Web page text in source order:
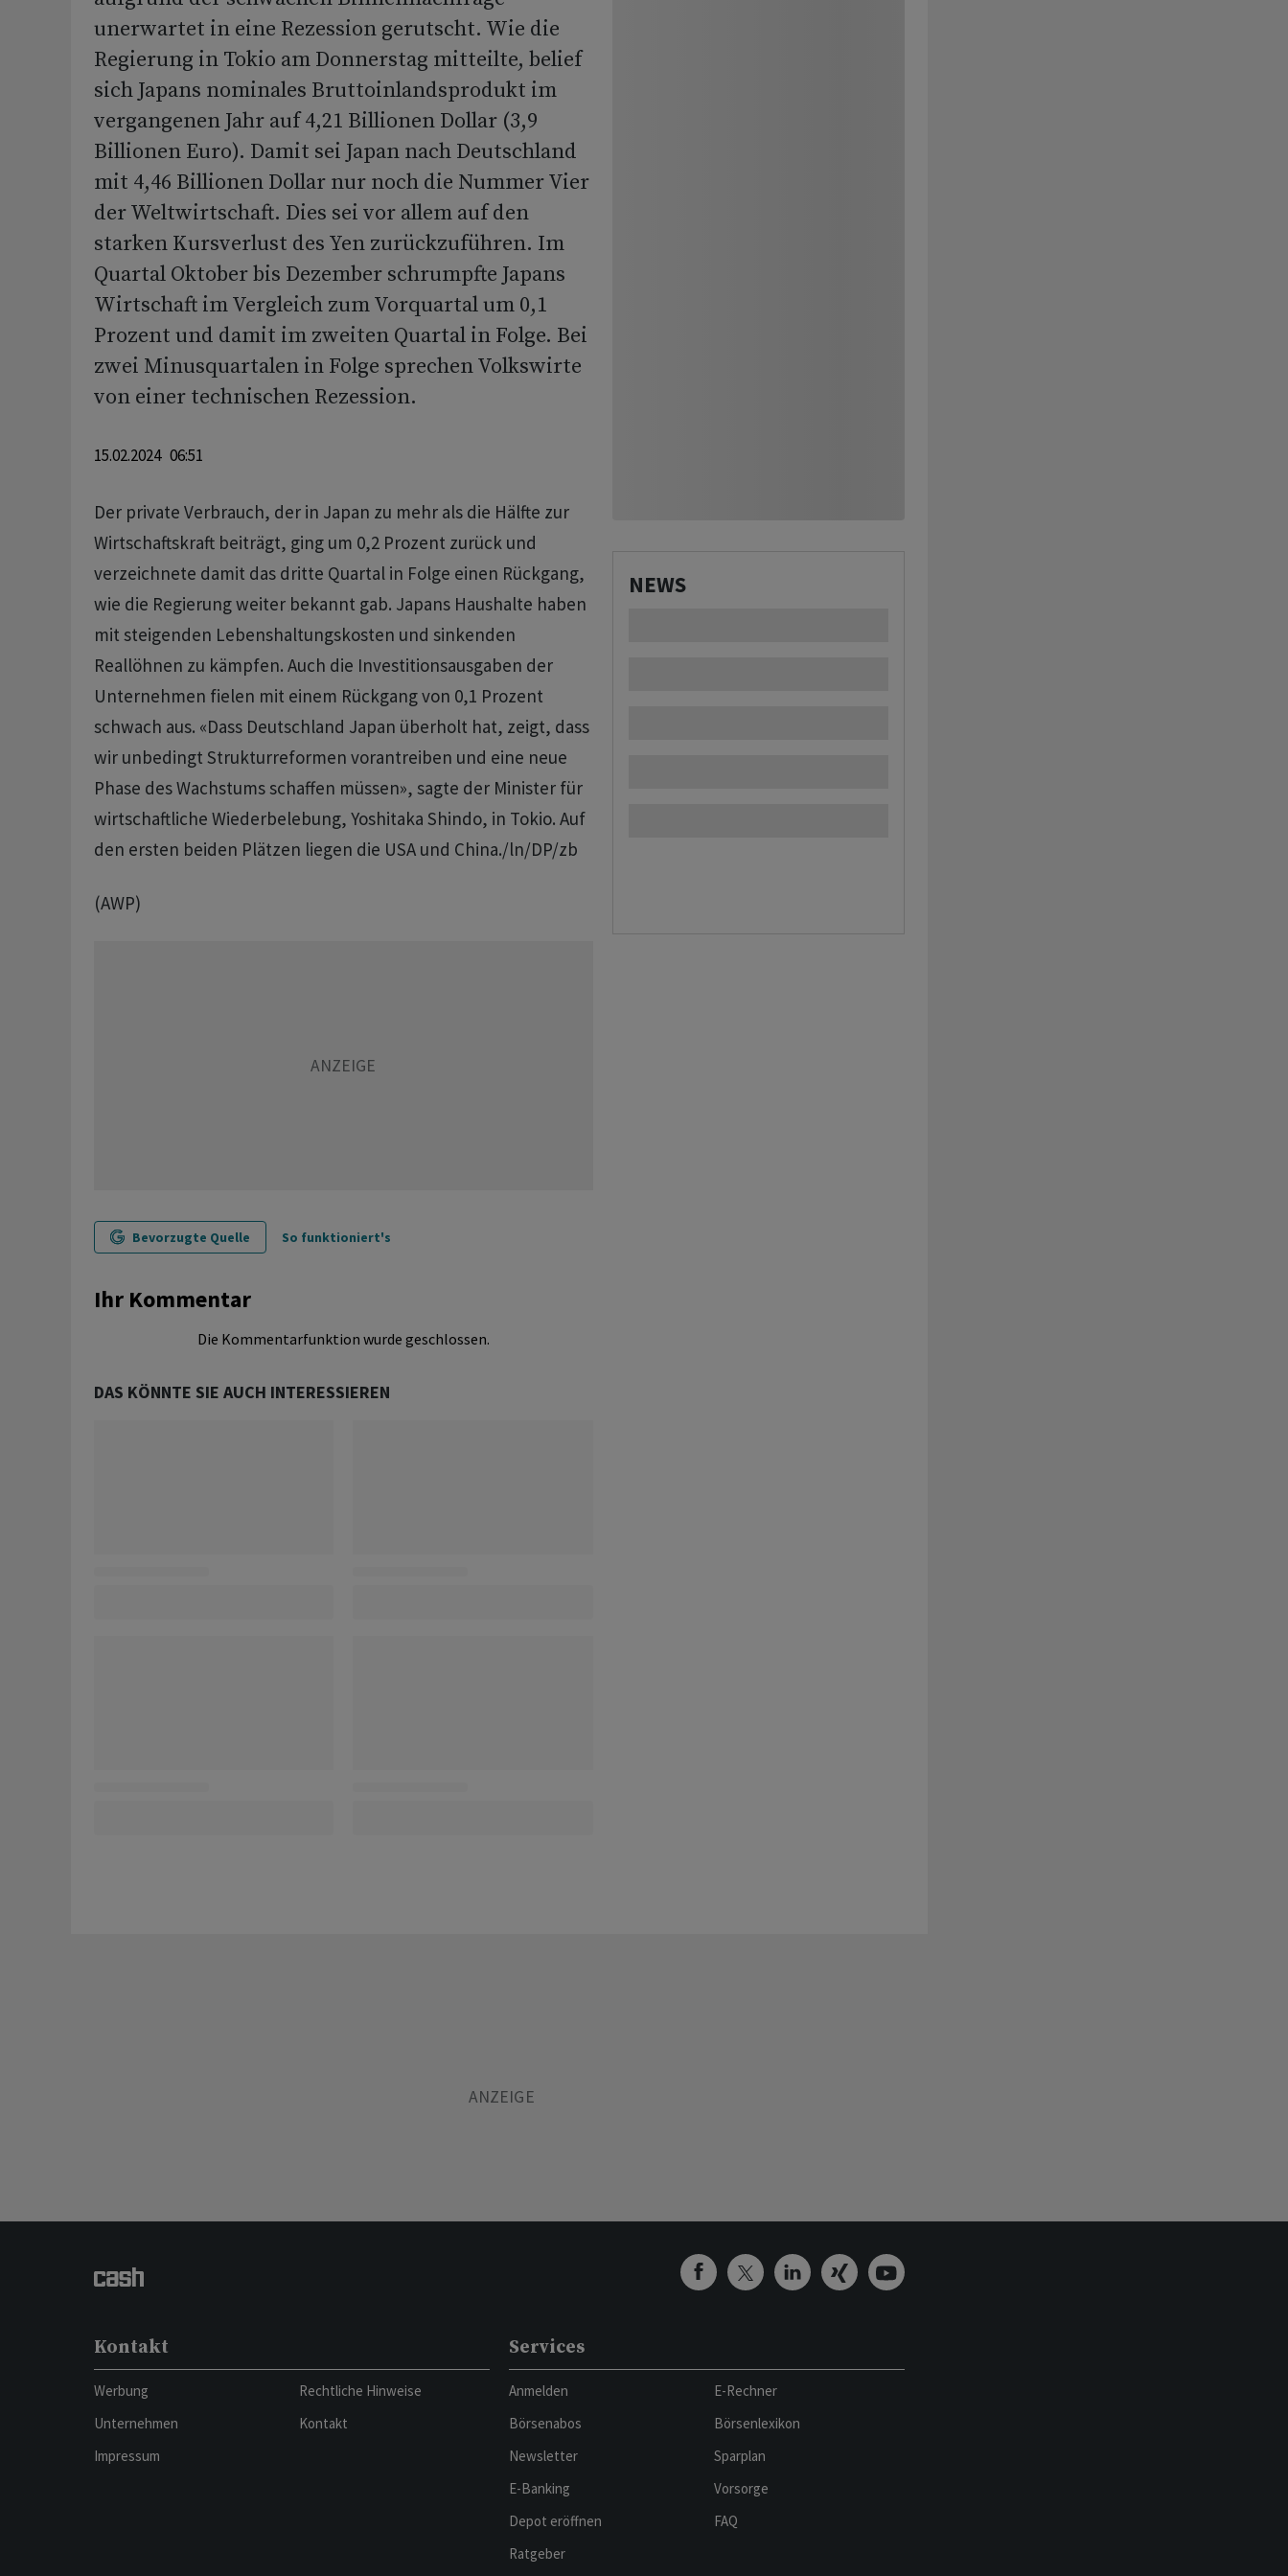
unerwartet in eine Rezession gerutscht. Wie die
Regierung in Tokio am Donnerstag mitteilte, belief
sich Japans nominales Bruttoinlandsprodukt im
vergangenen Jahr auf 4,21 Billionen Dollar (3,9
Billionen Euro). Damit sei Japan nach Deutschland
mit 4,46 Billionen Dollar nur noch die Nummer Vier
der Weltwirtschaft. Dies sei vor allem auf den
starken Kursverlust des Yen zurückzuführen. Im
Quartal Oktober bis Dezember schrumpfte Japans
Wirtschaft im Vergleich zum Vorquartal um 0,1
Prozent und damit im zweiten Quartal in Folge. Bei
zwei Minusquartalen in Folge sprechen Volkswirte
von einer technischen Rezession.
15.02.2024 06:51
Der private Verbrauch, der in Japan zu mehr als die Hälfte zur
Wirtschaftskraft beiträgt, ging um 0,2 Prozent zurück und
verzeichnete damit das dritte Quartal in Folge einen Rückgang,
wie die Regierung weiter bekannt gab. Japans Haushalte haben
mit steigenden Lebenshaltungskosten und sinkenden
Reallöhnen zu kämpfen. Auch die Investitionsausgaben der
Unternehmen fielen mit einem Rückgang von 0,1 Prozent
schwach aus. «Dass Deutschland Japan überholt hat, zeigt, dass
wir unbedingt Strukturreformen vorantreiben und eine neue
Phase des Wachstums schaffen müssen», sagte der Minister für
wirtschaftliche Wiederbelebung, Yoshitaka Shindo, in Tokio. Auf
den ersten beiden Plätzen liegen die USA und China./ln/DP/zb
(AWP)
Bevorzugte Quelle So funktioniert's
Ihr Kommentar
Die Kommentarfunktion wurde geschlossen.
DAS KÖNNTE SIE AUCH INTERESSIEREN
NEWS
Kontakt
Werbung
Unternehmen
Impressum
Rechtliche Hinweise
Kontakt
Services
Anmelden
Börsenabos
Newsletter
E-Banking
Depot eröffnen
Ratgeber
E-Rechner
Börsenlexikon
Sparplan
Vorsorge
FAQ